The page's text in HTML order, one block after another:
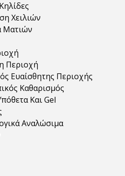
Χειλιών
Ματιών
Περιοχή
Ευαίσθητης Περιοχής
Καθαρισμός
Και Gel
Αναλώσιμα